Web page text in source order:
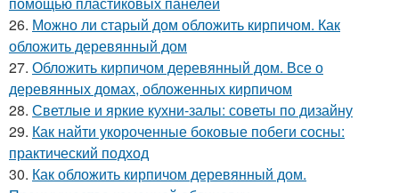
26. Можно ли старый дом обложить кирпичом. Как
обложить деревянный дом
27. Обложить кирпичом деревянный дом. Все о
деревянных домах, обложенных кирпичом
28. Светлые и яркие кухни-залы: советы по дизайну
29. Как найти укороченные боковые побеги сосны:
практический подход
30. Как обложить кирпичом деревянный дом.